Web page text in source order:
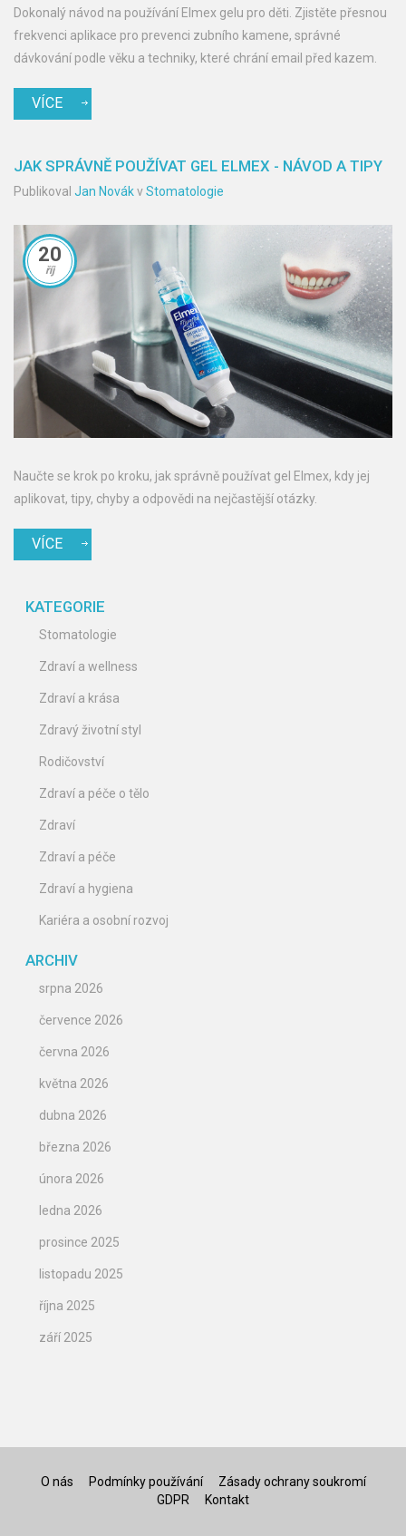
Dokonalý návod na používání Elmex gelu pro děti. Zjistěte přesnou
frekvenci aplikace pro prevenci zubního kamene, správné
dávkování podle věku a techniky, které chrání email před kazem.
VÍCE
JAK SPRÁVNĚ POUŽÍVAT GEL ELMEX - NÁVOD A TIPY
Publikoval Jan NovákvStomatologie
20
říj
Naučte se krok po kroku, jak správně používat gel Elmex, kdy jej
aplikovat, tipy, chyby a odpovědi na nejčastější otázky.
VÍCE
KATEGORIE
Stomatologie
Zdraví a wellness
Zdraví a krása
Zdravý životní styl
Rodičovství
Zdraví a péče o tělo
Zdraví
Zdraví a péče
Zdraví a hygiena
Kariéra a osobní rozvoj
ARCHIV
srpna 2026
července 2026
června 2026
května 2026
dubna 2026
března 2026
února 2026
ledna 2026
prosince 2025
listopadu 2025
října 2025
září 2025
O nás Podmínky používání
Zásady ochrany soukromí
GDPR
Kontakt